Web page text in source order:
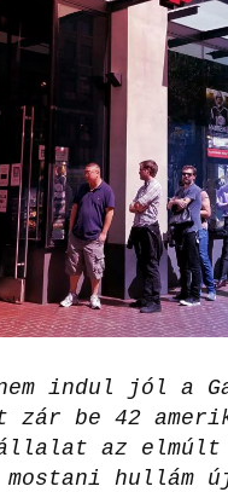
indul jól a
zár be 42
az elmúlt
hullám